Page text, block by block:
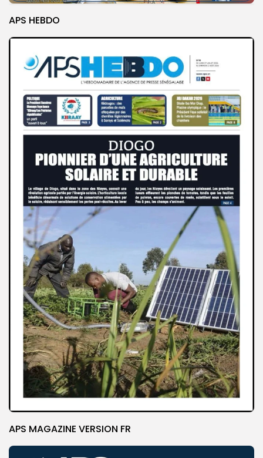
APS HEBDO
APS MAGAZINE VERSION FR